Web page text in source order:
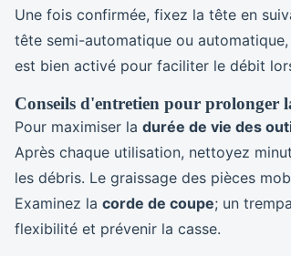
Une fois confirmée, fixez la tête en
tête semi-automatique ou
est bien activé pour faciliter le débit
Conseils d'entretien pour prolonger
Pour maximiser la durée de vie des
Après chaque utilisation, nettoyez
les débris. Le graissage des pièces
Examinez la corde de coupe; un
flexibilité et prévenir la casse.